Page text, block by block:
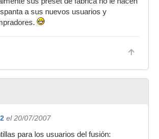
instruments are once again 100%
a sus nuevos usuarios y
el 20/07/2007
para los usuarios del fusión: